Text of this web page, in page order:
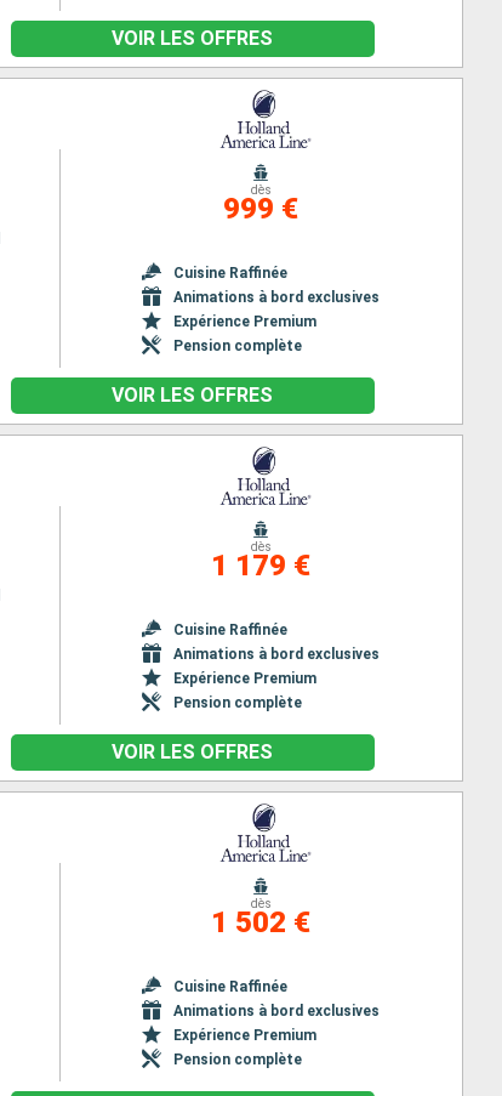
VOIR LES OFFRES
dès
999 €
Cuisine Raffinée
Animations à bord exclusives
Expérience Premium
Pension complète
VOIR LES OFFRES
dès
1 179 €
Cuisine Raffinée
Animations à bord exclusives
Expérience Premium
Pension complète
VOIR LES OFFRES
dès
1 502 €
Cuisine Raffinée
Animations à bord exclusives
Expérience Premium
Pension complète